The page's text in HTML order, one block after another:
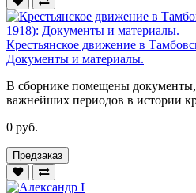
Крестьянское движение в
Документы и материалы.
В сборнике помещены
важнейших периодов в истории
0 руб.
Предзаказ